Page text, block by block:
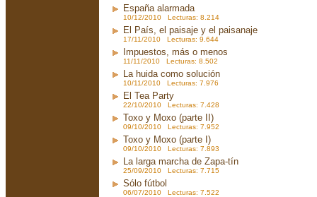
España alarmada
10/12/2010 Lecturas: 8.214
El País, el paisaje y el paisanaje
17/11/2010 Lecturas: 9.644
Impuestos, más o menos
11/11/2010 Lecturas: 8.502
La huida como solución
10/11/2010 Lecturas: 7.976
El Tea Party
22/10/2010 Lecturas: 7.428
Toxo y Moxo (parte II)
09/10/2010 Lecturas: 7.952
Toxo y Moxo (parte I)
09/10/2010 Lecturas: 7.893
La larga marcha de Zapa-tín
25/09/2010 Lecturas: 7.715
Sólo fútbol
06/07/2010 Lecturas: 7.522